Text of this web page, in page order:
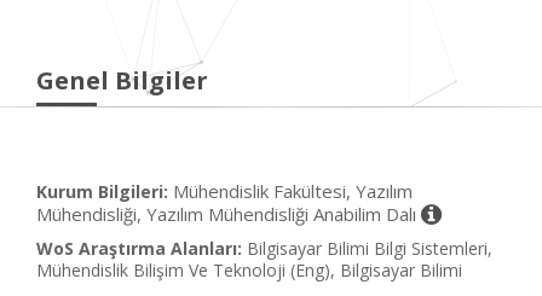
Genel Bilgiler
Kurum Bilgileri: Mühendislik Fakültesi, Yazılım
Mühendisliği, Yazılım Mühendisliği Anabilim Dalı
WoS Araştırma Alanları: Bilgisayar Bilimi Bilgi Sistemleri,
Mühendislik Bilişim Ve Teknoloji (Eng), Bilgisayar Bilimi